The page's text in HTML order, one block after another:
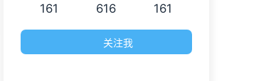
161 616 161
关注我